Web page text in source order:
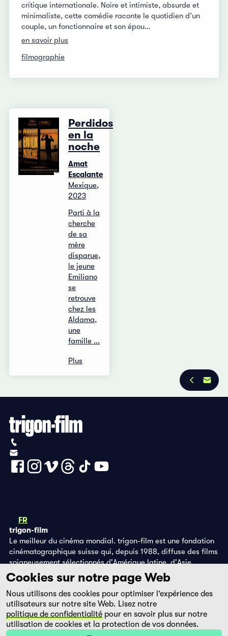
critique internationale. Noire et intimiste, absurde et
minimaliste, cette comédie raconte le quotidien d’un
couple, un fonctionnaire et son épou…
en savoir plus
filmographie
Perdidos
en la
noche
Amat
Escalante
Mexique,
2023
Parti à la
cherche
de sa
mère
disparue,
le jeune
Emiliano
se
retrouve
chez les
Aldama,
une
famille ...
Plus
FR
trigon-film
Le meilleur du cinéma mondial. trigon-film est une fondation
cinématographique suisse qui, depuis 1988, diffuse des films
soigneusement sélectionnés d'Amérique latine, d'Asie,
d'Afrique et d'Europe de l'Est, dans les salles de cinéma,
grâce à ses propres éditions DVD et sur la plateforme de
streaming filmingo.
Cookies sur notre page Web
Nous utilisons des cookies pour optimiser l’expérience des
utilisateurs sur notre site Web. Lisez notre
politique de confidentialité pour en savoir plus sur notre
utilisation de cookies et la protection de vos données.